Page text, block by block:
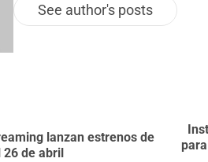
See author's posts
lanzan estrenos de
de abril